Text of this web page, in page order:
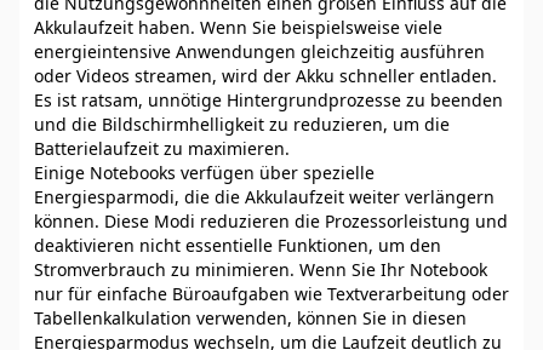
Akkulaufzeit haben. Wenn Sie beispielsweise viele
energieintensive Anwendungen gleichzeitig ausführen
oder Videos streamen, wird der Akku schneller entladen.
Es ist ratsam, unnötige Hintergrundprozesse zu beenden
und die Bildschirmhelligkeit zu reduzieren, um die
Batterielaufzeit zu maximieren.
Einige Notebooks verfügen über spezielle
Energiesparmodi, die die Akkulaufzeit weiter verlängern
können. Diese Modi reduzieren die Prozessorleistung und
deaktivieren nicht essentielle Funktionen, um den
Stromverbrauch zu minimieren. Wenn Sie Ihr Notebook
nur für einfache Büroaufgaben wie Textverarbeitung oder
Tabellenkalkulation verwenden, können Sie in diesen
Energiesparmodus wechseln, um die Laufzeit deutlich zu